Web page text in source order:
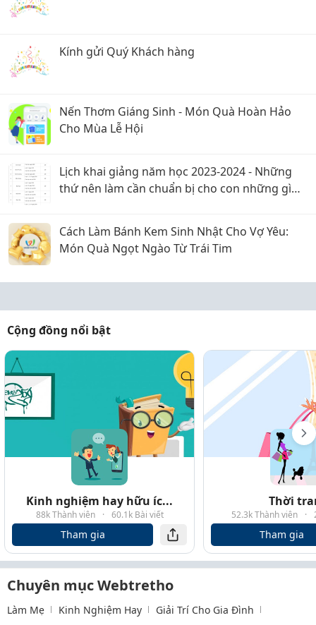
Kính gửi Quý Khách hàng
Nến Thơm Giáng Sinh - Món Quà Hoàn Hảo
Cho Mùa Lễ Hội
Lịch khai giảng năm học 2023-2024 - Những
thứ nên làm cần chuẩn bị cho con những gì
Cách Làm Bánh Kem Sinh Nhật Cho Vợ Yêu:
Món Quà Ngọt Ngào Từ Trái Tim
Cộng đồng nổi bật
Kinh nghiệm hay hữu íc...
88k Thành viên · 60.1k Bài viết
Tham gia
Thời
52.3k Thành viên ·
Tham gia
Chuyên mục Webtretho
Làm Mẹ Kinh Nghiệm Hay
Giải Trí Cho Gia Đình